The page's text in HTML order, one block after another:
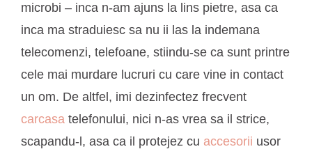
microbi – inca n-am ajuns la lins pietre, asa ca
inca ma straduiesc sa nu ii las la indemana
telecomenzi, telefoane, stiindu-se ca sunt printre
cele mai murdare lucruri cu care vine in contact
un om. De altfel, imi dezinfectez frecvent
carcasa telefonului, nici n-as vrea sa il strice,
scapandu-l, asa ca il protejez cu accesorii usor